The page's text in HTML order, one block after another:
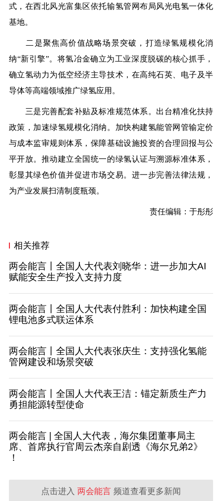
式，在西北风光富集区依托输氢管网布局风光电氢一体化
基地。
二是聚焦高价值战略场景突破，打造绿氢规模化消
纳“新引擎”。 将氢冶金确立为工业深度脱碳的核心抓手，
确立氢动力为低空经济主导技术，在高纯石英、电子及半
导体等高端领域推广绿氢应用。
三是完善配套补贴及标准规范体系。 出台精准化扶持
政策，加速绿氢规模化消纳。加快构建氢能管网管输定价
与成本监审规则体系，保障基础设施投资的合理回报与公
平开放。推动建立全国统一的绿氢认证与溯源标准体系，
彰显其绿色价值并促进市场交易。进一步完善法律法规，
为产业发展扫清制度瓶颈。
责任编辑：于彤彤
相关推荐
两会能言丨全国人大代表刘晓华：进一步加大AI
赋能安全生产投入支持力度
两会能言丨全国人大代表付胜利：加快构建全国
锂电池多式联运体系
两会能言丨全国人大代表张庆生：支持强化氢能
管网建设和场景突破
两会能言丨全国人大代表王洁：锚定新质生产力
勇担能源转型使命
两会能言 | 全国人大代表，海尔集团董事局主
席、首席执行官周云杰亲自剧透《海尔兄弟2》
！
点击进入 两会能言 频道查看更多新闻